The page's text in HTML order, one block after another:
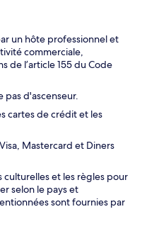
un hôte professionnel et
commerciale,
de l’article 155 du Code
d'ascenseur.
cartes de crédit et les
Mastercard et Diners
culturelles et les règles pour
selon le pays et
sont fournies par